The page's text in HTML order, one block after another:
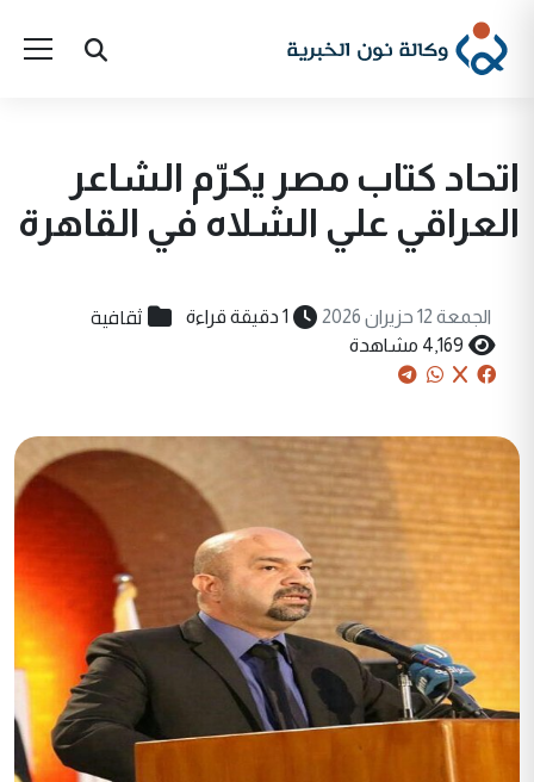
اتحاد كتاب مصر يكرّم الشاعر
العراقي علي الشلاه في القاهرة
الجمعة 12 حزيران 2026 1 دقيقة قراءة ثقافية
4,169 مشاهدة